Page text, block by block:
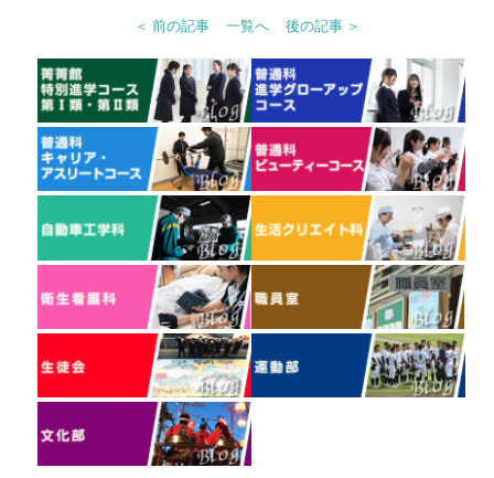
＜ 前の記事 一覧へ 後の記事 ＞